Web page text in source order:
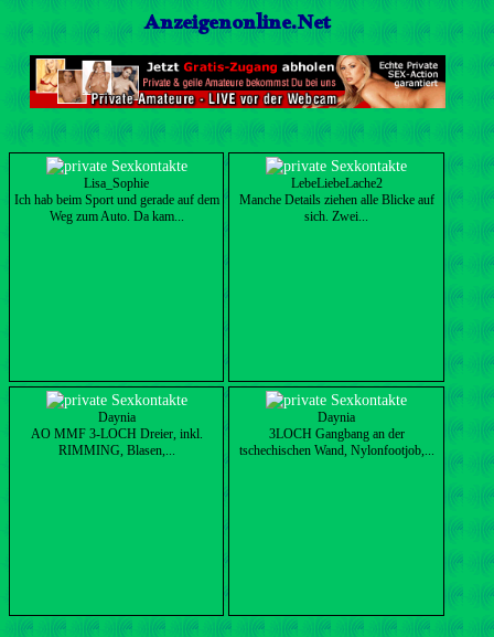
Anzeigenonline.Net
Lisa_Sophie
Ich hab beim Sport und gerade auf dem
Weg zum Auto. Da kam...
LebeLiebeLache2
Manche Details ziehen alle Blicke auf
sich. Zwei...
Daynia
AO MMF 3-LOCH Dreier, inkl.
RIMMING, Blasen,...
Daynia
3LOCH Gangbang an der
tschechischen Wand, Nylonfootjob,...